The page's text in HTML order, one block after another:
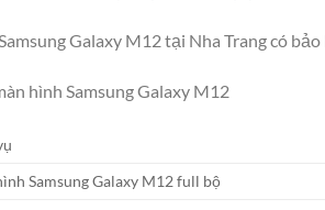
Galaxy M12 tại Nha Trang có
hình Samsung Galaxy M12
Samsung Galaxy M12 full bộ